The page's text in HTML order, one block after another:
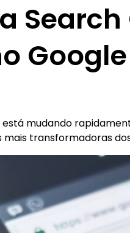
Google
mudando
mais transformadoras